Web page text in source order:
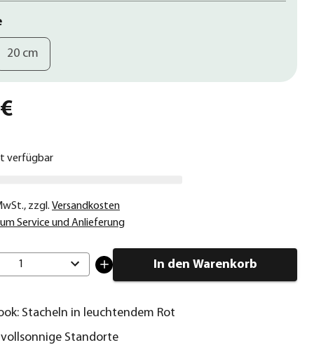
20 cm
verfügbar
, zzgl. Versandkosten
Service und Anlieferung
1 In den Warenkorb
Stacheln in leuchtendem Rot
Standorte